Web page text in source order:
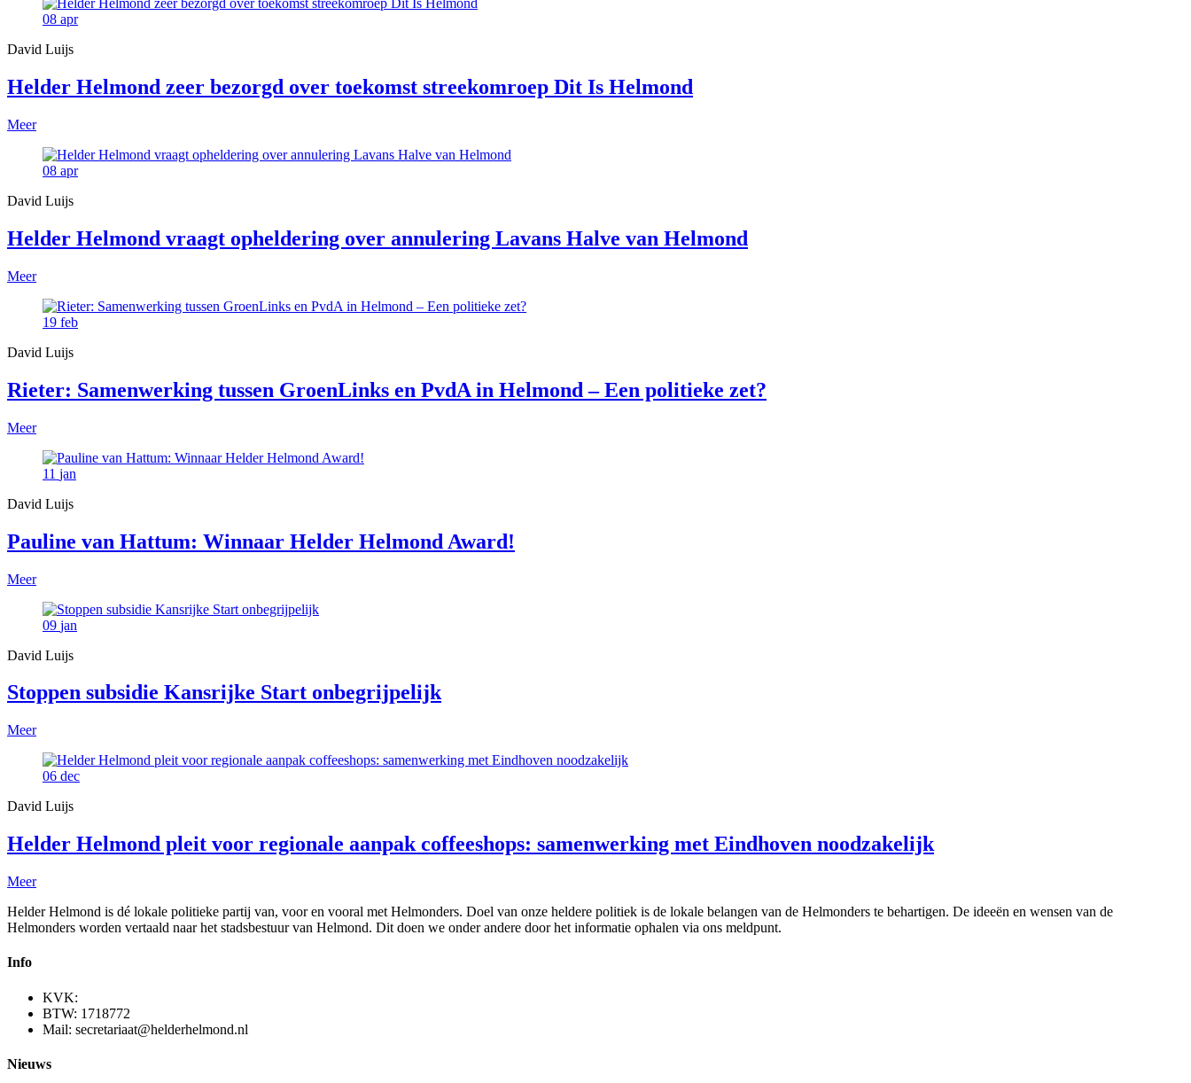
08 apr
David Luijs
Helder Helmond zeer bezorgd over toekomst streekomroep Dit Is Helmond
Meer
08 apr
David Luijs
Helder Helmond vraagt opheldering over annulering Lavans Halve van Helmond
Meer
19 feb
David Luijs
Rieter: Samenwerking tussen GroenLinks en PvdA in Helmond – Een politieke zet?
Meer
11 jan
David Luijs
Pauline van Hattum: Winnaar Helder Helmond Award!
Meer
09 jan
David Luijs
Stoppen subsidie Kansrijke Start onbegrijpelijk
Meer
06 dec
David Luijs
Helder Helmond pleit voor regionale aanpak coffeeshops: samenwerking met Eindhoven noodzakelijk
Meer
Helder Helmond is dé lokale politieke partij van, voor en vooral met Helmonders. Doel van onze heldere politiek is de lokale belangen van de Helmonders te behartigen. De ideeën en wensen van de
Helmonders worden vertaald naar het stadsbestuur van Helmond. Dit doen we onder andere door het informatie ophalen via ons meldpunt.
Info
KVK:
BTW: 1718772
Mail: secretariaat@helderhelmond.nl
Nieuws